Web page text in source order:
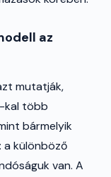
az
mutatják,
kal több
bármelyik
a különböző
van. A